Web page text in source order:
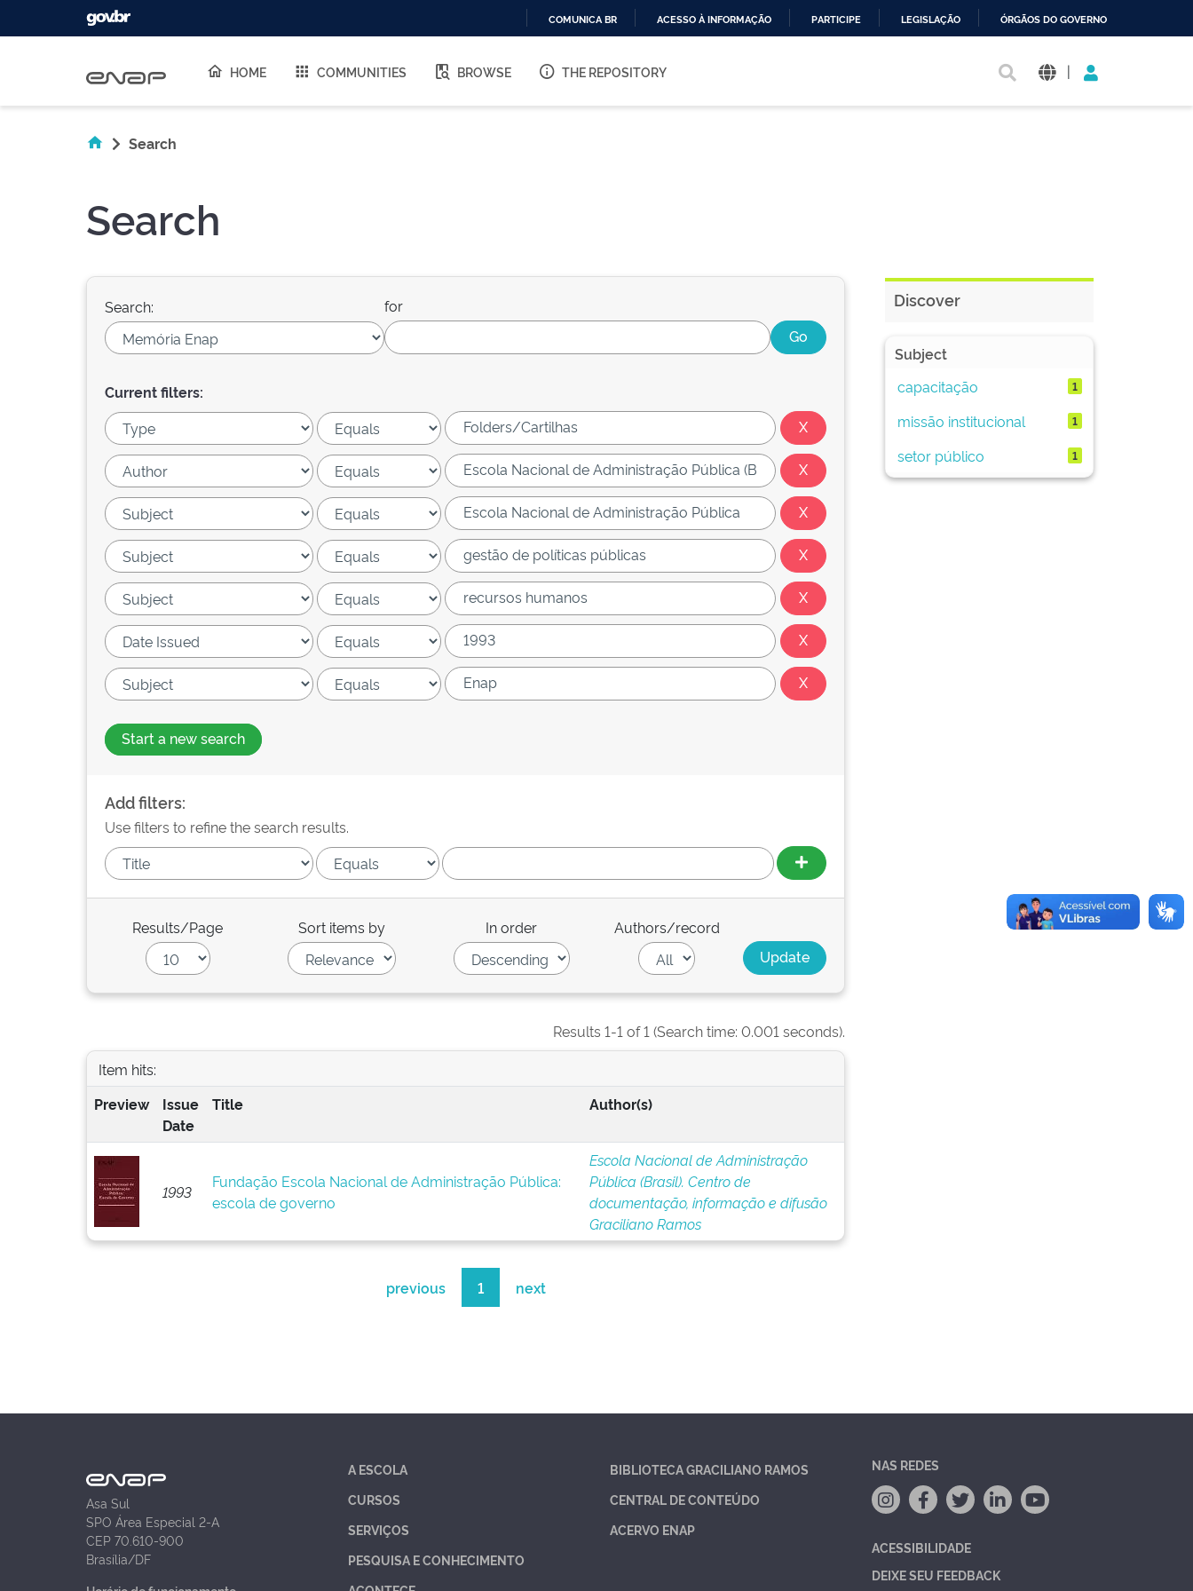
O
COMUNICA BR ACESSO À INFORMAÇÃO PARTICIPE LEGISLAÇÃO ÓRGÃOS DO GOVERNO
HOME COMMUNITIES BROWSE THE REPOSITORY |
Search
Search
Search: for
Current filters:
Start a new search
Add filters:
Use filters to refine the search results.
Results/Page Sort items by In order Authors/record
Results 1-1 of 1 (Search time: 0.001 seconds).
Item hits:
Preview
Issue
Date
Title Author(s)
1993
Fundação Escola Nacional de Administração Pública:
escola de governo
Escola Nacional de Administração
Pública (Brasil). Centro de
documentação, informação e difusão
Graciliano Ramos
previous 1 next
Discover
Subject
capacitação
1
missão institucional 1
setor público 1
Asa Sul
SPO Área Especial 2-A
CEP 70.610-900
Brasília/DF
A ESCOLA
CURSOS
SERVIÇOS
PESQUISA E CONHECIMENTO
BIBLIOTECA GRACILIANO RAMOS
CENTRAL DE CONTEÚDO
ACERVO ENAP
NAS REDES
ACESSIBILIDADE
DEIXE SEU FEEDBACK